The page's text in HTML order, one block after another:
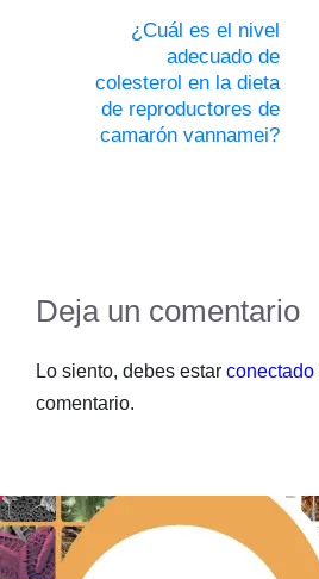
¿Cuál es el nivel
adecuado de
colesterol en la dieta
de reproductores de
camarón vannamei?
Deja un comentario
Lo siento, debes estar conectado
comentario.